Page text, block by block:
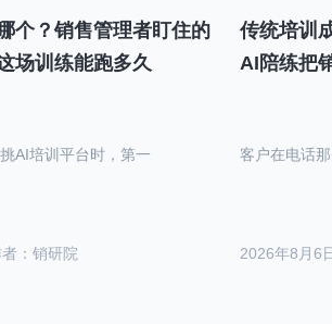
个？销售管理者盯住的
场训练能跑多久
：销研院
AI培训平台时，第一
传统培训
AI陪练把
2026年8月6
客户在电话